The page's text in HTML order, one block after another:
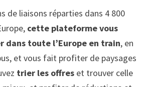
de liaisons réparties dans 4 800
cette plateforme vous
dans toute l’Europe en train, en
et vous fait profiter de paysages
trier les offreset trouver celle